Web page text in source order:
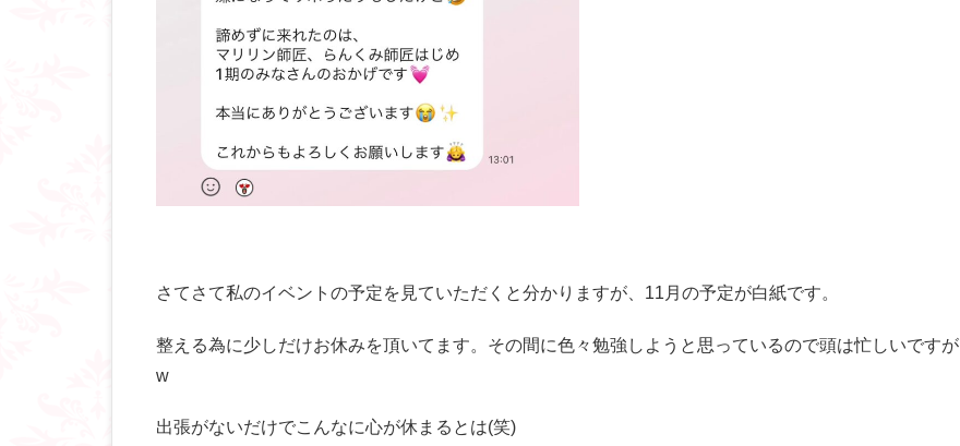
さてさて私のイベントの予定を見ていただくと分かりますが、11月の予定が白紙です。
整える為に少しだけお休みを頂いてます。その間に色々勉強しようと思っているので頭は忙しいですが
w
出張がないだけでこんなに心が休まるとは(笑)